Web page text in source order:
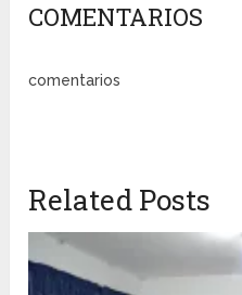
COMENTARIOS
comentarios
Related Posts